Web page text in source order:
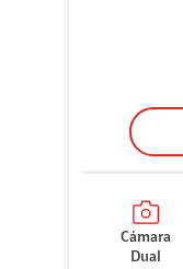
Cámara
Dual